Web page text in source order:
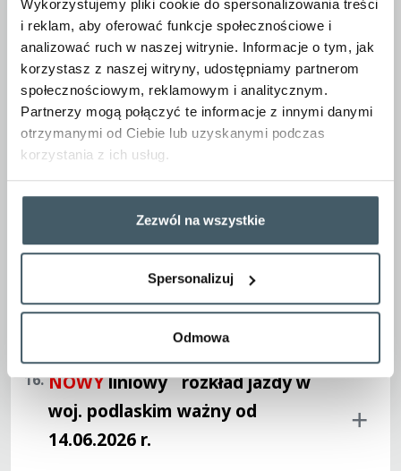
Wykorzystujemy pliki cookie do spersonalizowania treści
i reklam, aby oferować funkcje społecznościowe i
analizować ruch w naszej witrynie. Informacje o tym, jak
korzystasz z naszej witryny, udostępniamy partnerom
społecznościowym, reklamowym i analitycznym.
Partnerzy mogą połączyć te informacje z innymi danymi
otrzymanymi od Ciebie lub uzyskanymi podczas
korzystania z ich usług.
Zezwól na wszystkie
Spersonalizuj
Odmowa
13. NOWY Liniowy rozkład jazdy w
woj. małopolskim ważny od
14.06.2026 r.
14. Liniowy rozkład jazdy w woj.
podkarpackim ważny od
08.03.2026
15. NOWYLiniowy rozkład jazdy w
woj. podkarpackim ważny od
14.06.2026
16. NOWYliniowy rozkład jazdy w
woj. podlaskim ważny od
14.06.2026 r.